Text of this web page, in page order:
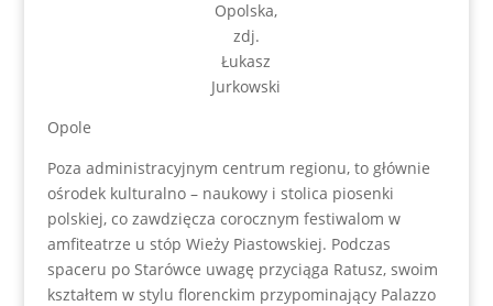
Opolska,
zdj.
Łukasz
Jurkowski
Opole
Poza administracyjnym centrum regionu, to głównie
ośrodek kulturalno – naukowy i stolica piosenki
polskiej, co zawdzięcza corocznym festiwalom w
amfiteatrze u stóp Wieży Piastowskiej. Podczas
spaceru po Starówce uwagę przyciąga Ratusz, swoim
kształtem w stylu florenckim przypominający Palazzo